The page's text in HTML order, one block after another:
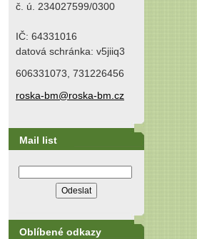
č. ú. 234027599/0300
IČ: 64331016
datová schránka: v5jiiq3
606331073, 731226456
roska-bm@roska-bm.cz
Mail list
Oblíbené odkazy